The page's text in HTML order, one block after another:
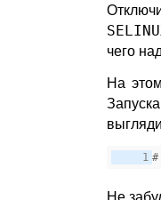
чего
На
Не